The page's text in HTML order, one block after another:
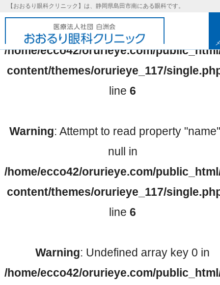
Warning: Undefined array key 0 in
/home/ecco42/orurieye.com/
content/themes/orurieye_117/
line6
Warning: Attempt to read property
null in
/home/ecco42/orurieye.com/
content/themes/orurieye_117/
line6
Warning: Undefined array key 0 in
/home/ecco42/orurieye.com/
【おおるり眼科クリニック】は、静岡県島田市南にある眼科です。
検査機器のご紹介